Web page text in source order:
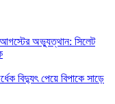
আগস্টের অভ্যুত্থান: সিলেট
বিদ্যুৎ পেয়ে বিপাকে সাড়ে